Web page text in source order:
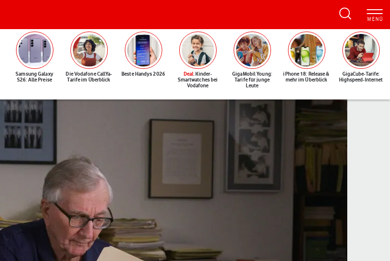
Samsung Galaxy
S26: Alle Preise
Die Vodafone CallYa-
Tarife im Überblick
Beste Handys 2026 Deal: Kinder-
Smartwatches bei
Vodafone
GigaMobil Young:
Tarife für junge
Leute
iPhone 18: Release &
mehr im Überblick
GigaCube-Tarife:
Highspeed-Internet